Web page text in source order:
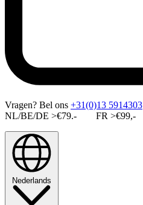
Vragen? Bel ons +31(0)13 5914303
NL/BE/DE >€79.- FR >€99,-
Nederlands